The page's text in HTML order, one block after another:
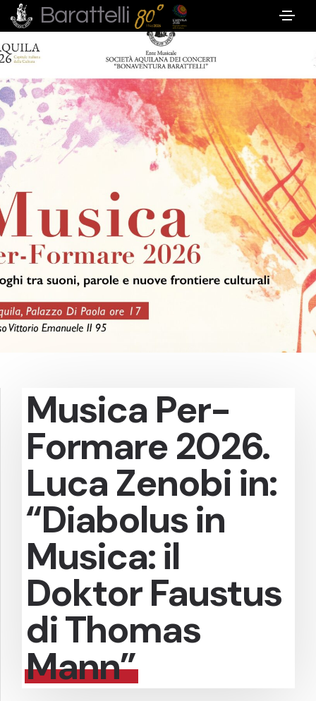
Barattelli
Musica Per-
Formare 2026.
Luca Zenobi in:
“Diabolus in
Musica: il
Doktor Faustus
di Thomas
Mann”